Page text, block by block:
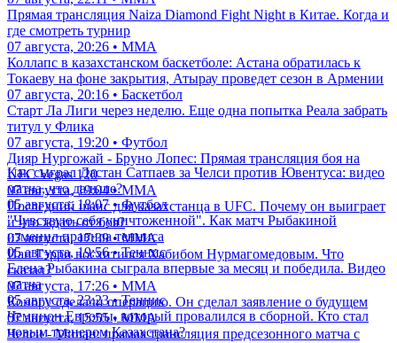
Прямая трансляция Naiza Diamond Fight Night в Китае. Когда и
где смотреть турнир
07 августа, 20:26 • ММА
Коллапс в казахстанском баскетболе: Астана обратилась к
Токаеву на фоне закрытия, Атырау проведет сезон в Армении
07 августа, 20:16 • Баскетбол
Старт Ла Лиги через неделю. Еще одна попытка Реала забрать
титул у Флика
07 августа, 19:20 • Футбол
Дияр Нургожай - Бруно Лопес: Прямая трансляция боя на
UFC Vegas 120
07 августа, 19:04 • ММА
Последний шанс для казахстанца в UFC. Почему он выиграет
и что ждать от боя?
07 августа, 17:39 • ММА
Иан Гэрри восхитился Хабибом Нурмагомедовым. Что
сказал?
07 августа, 17:26 • ММА
Конору сделали операцию. Он сделал заявление о будущем
07 августа, 15:55 • ММА
Челси - Милан: прямая трансляция предсезонного матча с
Как сыграл Дастан Сатпаев за Челси против Ювентуса: видео
матча, что дальше?
05 августа, 18:07 • Футбол
"Чувствую себя уничтоженной". Как матч Рыбакиной
изменил правила тенниса
05 августа, 19:56 • Теннис
Елена Рыбакина сыграла впервые за месяц и победила. Видео
матча
05 августа, 23:23 • Теннис
Чемпион Европы, который провалился в сборной. Кто стал
новым тренером Казахстана?